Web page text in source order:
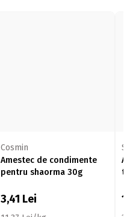
Cosmin
Amestec de condimente
pentru shaorma 30g
3,41 Lei